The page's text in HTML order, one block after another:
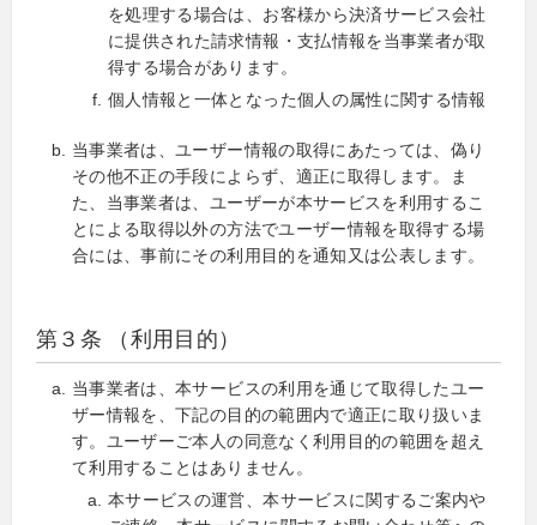
を処理する場合は、お客様から決済サービス会社
に提供された請求情報・支払情報を当事業者が取
得する場合があります。
個人情報と一体となった個人の属性に関する情報
当事業者は、ユーザー情報の取得にあたっては、偽り
その他不正の手段によらず、適正に取得します。ま
た、当事業者は、ユーザーが本サービスを利用するこ
とによる取得以外の方法でユーザー情報を取得する場
合には、事前にその利用目的を通知又は公表します。
第３条 （利用目的）
当事業者は、本サービスの利用を通じて取得したユー
ザー情報を、下記の目的の範囲内で適正に取り扱いま
す。ユーザーご本人の同意なく利用目的の範囲を超え
て利用することはありません。
本サービスの運営、本サービスに関するご案内や